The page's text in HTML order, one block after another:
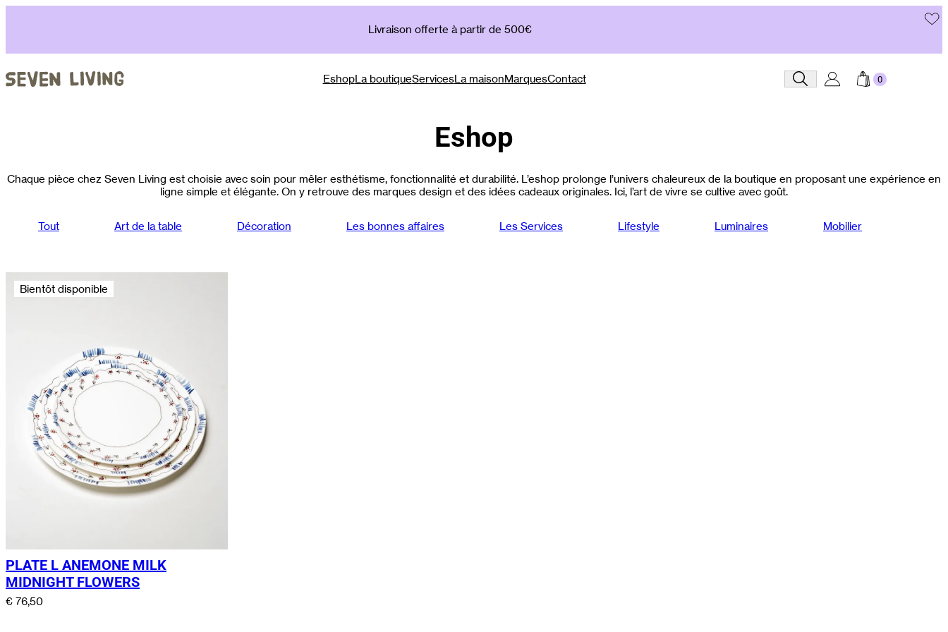
Livraison offerte à partir de 500€
EshopLa boutiqueServicesLa maisonMarquesContact Recherche
Eshop
Chaque pièce chez Seven Living est choisie avec soin pour mêler esthétisme, fonctionnalité et durabilité. L’eshop prolonge l’univers chaleureux de la boutique en proposant une expérience en
ligne simple et élégante. On y retrouve des marques design et des idées cadeaux originales. Ici, l’art de vivre se cultive avec goût.
Tout Art de la table Décoration Les bonnes affaires Les Services Lifestyle Luminaires Mobilier
Bientôt disponible
PLATE L ANEMONE MILK
MIDNIGHT FLOWERS
€ 76,50